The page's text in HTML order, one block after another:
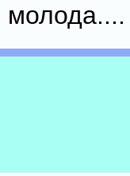
молода....